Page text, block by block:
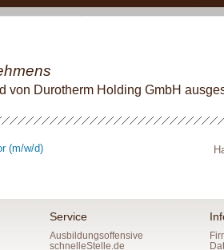
von Durotherm Holding GmbH
(m/w/d)
Service
Ausbildungsoffensive
schnelleStelle.de